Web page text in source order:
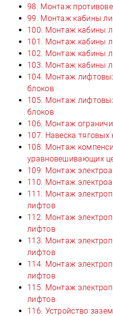
98. Монтаж
99. Монтаж кабины
100. Монтаж кабины
101. Монтаж кабины
102. Монтаж кабины
103. Монтаж кабины
104. Монтаж
блоков
105. Монтаж
блоков
106. Монтаж
107. Навеска тяговых
108. Монтаж
уравновешивающих
109. Монтаж
110. Монтаж
111. Монтаж
лифтов
112. Монтаж
лифтов
113. Монтаж
лифтов
114. Монтаж
лифтов
115. Монтаж
лифтов
116. Устройство